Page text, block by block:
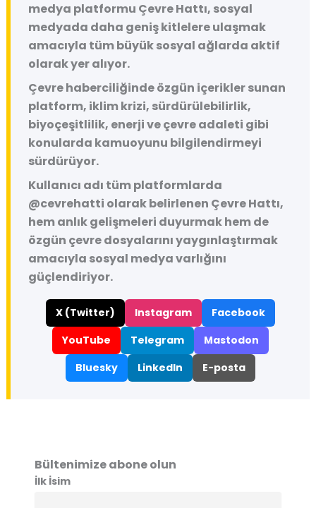
medya platformu Çevre Hattı, sosyal
medyada daha geniş kitlelere ulaşmak
amacıyla tüm büyük sosyal ağlarda aktif
olarak yer alıyor.
Çevre haberciliğinde özgün içerikler sunan
platform, iklim krizi, sürdürülebilirlik,
biyoçeşitlilik, enerji ve çevre adaleti gibi
konularda kamuoyunu bilgilendirmeyi
sürdürüyor.
Kullanıcı adı tüm platformlarda
@cevrehatti olarak belirlenen Çevre Hattı,
hem anlık gelişmeleri duyurmak hem de
özgün çevre dosyalarını yaygınlaştırmak
amacıyla sosyal medya varlığını
güçlendiriyor.
X (Twitter) Instagram
Facebook
YouTube
Telegram
Mastodon
Bluesky
LinkedIn E-posta
Bültenimize abone olun
İlk İsim